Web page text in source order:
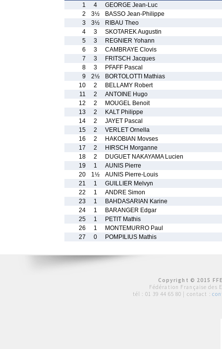
1
4
GEORGE Jean-Luc
2
3½
BASSO Jean-Philippe
3
3½
RIBAU Theo
4
3
SKOTAREK Augustin
5
3
REGNIER Yohann
6
3
CAMBRAYE Clovis
7
3
FRITSCH Jacques
8
3
PFAFF Pascal
9
2½
BORTOLOTTI Mathias
10
2
BELLAMY Robert
11
2
ANTOINE Hugo
12
2
MOUGEL Benoit
13
2
KALT Philippe
14
2
JAYET Pascal
15
2
VERLET Ornella
16
2
HAKOBIAN Movses
17
2
HIRSCH Morganne
18
2
DUGUET NAKAYAMA Lucien
19
1
AUNIS Pierre
20
1½
AUNIS Pierre-Louis
21
1
GUILLIER Melvyn
22
1
ANDRE Simon
23
1
BAHDASARIAN Karine
24
1
BARANGER Edgar
25
1
PETIT Mathis
26
1
MONTEMURRO Paul
27
0 POMPILIUS Mathis
Copyright © 2015
Fédération Française des
tél : 01 39 44 65 80 | contact :